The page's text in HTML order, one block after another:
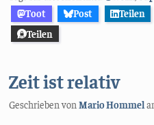
Toot
Post Teilen
Teilen
Zeit ist relativ
Geschrieben vonMario Hommel